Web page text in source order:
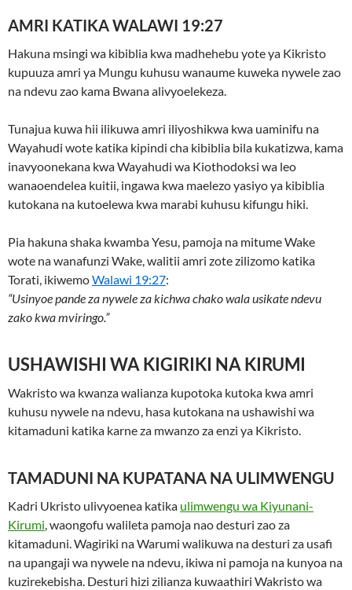
AMRI KATIKA WALAWI 19:27
Hakuna msingi wa kibiblia kwa madhehebu yote ya Kikristo
kupuuza amri ya Mungu kuhusu wanaume kuweka nywele zao
na ndevu zao kama Bwana alivyoelekeza.
Tunajua kuwa hii ilikuwa amri iliyoshikwa kwa uaminifu na
Wayahudi wote katika kipindi cha kibiblia bila kukatizwa, kama
inavyoonekana kwa Wayahudi wa Kiothodoksi wa leo
wanaoendelea kuitii, ingawa kwa maelezo yasiyo ya kibiblia
kutokana na kutoelewa kwa marabi kuhusu kifungu hiki.
Pia hakuna shaka kwamba Yesu, pamoja na mitume Wake
wote na wanafunzi Wake, walitii amri zote zilizomo katika
Torati, ikiwemoWalawi 19:27:
“Usinyoe pande za nywele za kichwa chako wala usikate ndevu
zako kwa mviringo.”
USHAWISHI WA KIGIRIKI NA KIRUMI
Wakristo wa kwanza walianza kupotoka kutoka kwa amri
kuhusu nywele na ndevu, hasa kutokana na ushawishi wa
kitamaduni katika karne za mwanzo za enzi ya Kikristo.
TAMADUNI NA KUPATANA NA ULIMWENGU
Kadri Ukristo ulivyoenea katika ulimwengu wa Kiyunani-
Kirumi, waongofu walileta pamoja nao desturi zao za
kitamaduni. Wagiriki na Warumi walikuwa na desturi za usafi
na upangaji wa nywele na ndevu, ikiwa ni pamoja na kunyoa na
kuzirekebisha. Desturi hizi zilianza kuwaathiri Wakristo wa